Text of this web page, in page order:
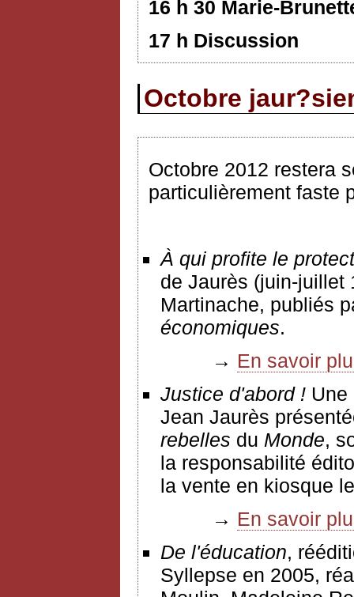
16 h 30 Marie-
17 h Discussion
Octobre
Octobre 2012 restera
particulièrement faste
À qui profite le
de Jaurès (juin-juillet
Martinache, publiés
économiques.
→ En savoir
Justice d'abord !
Jean Jaurès
rebelles du Monde,
la responsabilité
la vente en kiosque
→ En savoir
De l'éducation,
Syllepse en 2005,